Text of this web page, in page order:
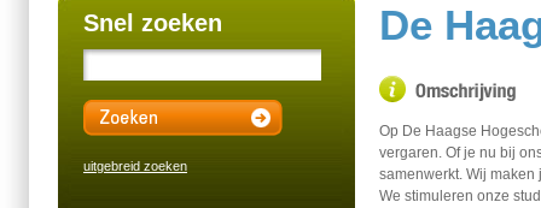
Snel zoeken
uitgebreid zoeken
De
Op De Haagse
vergaren. Of je nu bij
samenwerkt. Wij
We stimuleren onze